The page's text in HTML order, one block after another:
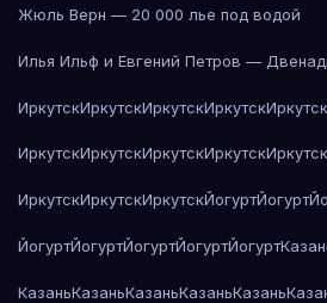
Жюль Верн — 20 000 лье под водой
Илья Ильф и Евгений Петров —
ИркутскИркутскИркутскИркутскИркутск
ИркутскИркутскИркутскИркутскИркутск
ИркутскИркутскИркутскЙогуртЙогурт
ЙогуртЙогуртЙогуртЙогуртЙогурт
КазаньКазаньКазаньКазаньКазань